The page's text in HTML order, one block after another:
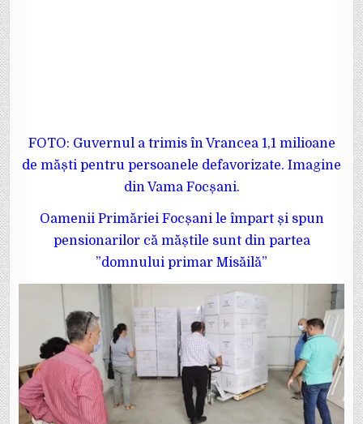
FOTO: Guvernul a trimis în Vrancea 1,1 milioane
de măști pentru persoanele defavorizate. Imagine
din Vama Focșani.
Oamenii Primăriei Focșani le împart și spun
pensionarilor că măștile sunt din partea
”domnului primar Misăilă”